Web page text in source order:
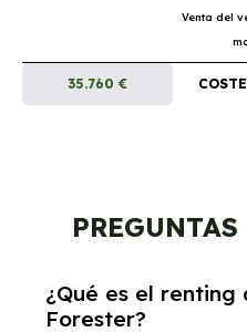
Venta del
35.760 €
¿Qué es el renting
Forester?